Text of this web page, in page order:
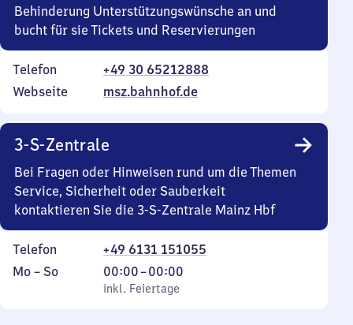
Behinderung Unterstützungswünsche an und
bucht für sie Tickets und Reservierungen
Telefon
+49 30 65212888
Webseite
msz.bahnhof.de
3-S-Zentrale
Bei Fragen oder Hinweisen rund um die Themen
Service, Sicherheit oder Sauberkeit
kontaktieren Sie die 3-S-Zentrale Mainz Hbf
Telefon
+49 6131 151055
Montag
Mo – So,
inkl. Feiertage
00:00–00:00
Von
0
inkl. Feiertage